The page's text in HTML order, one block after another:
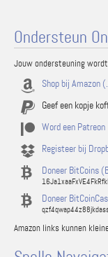
Ondersteun
Jouw ondersteuning
Shop bij Amazon
Geef een kopje
Word een Patreon
Registeer bij
Doneer BitCoins
Doneer
Amazon links kunnen